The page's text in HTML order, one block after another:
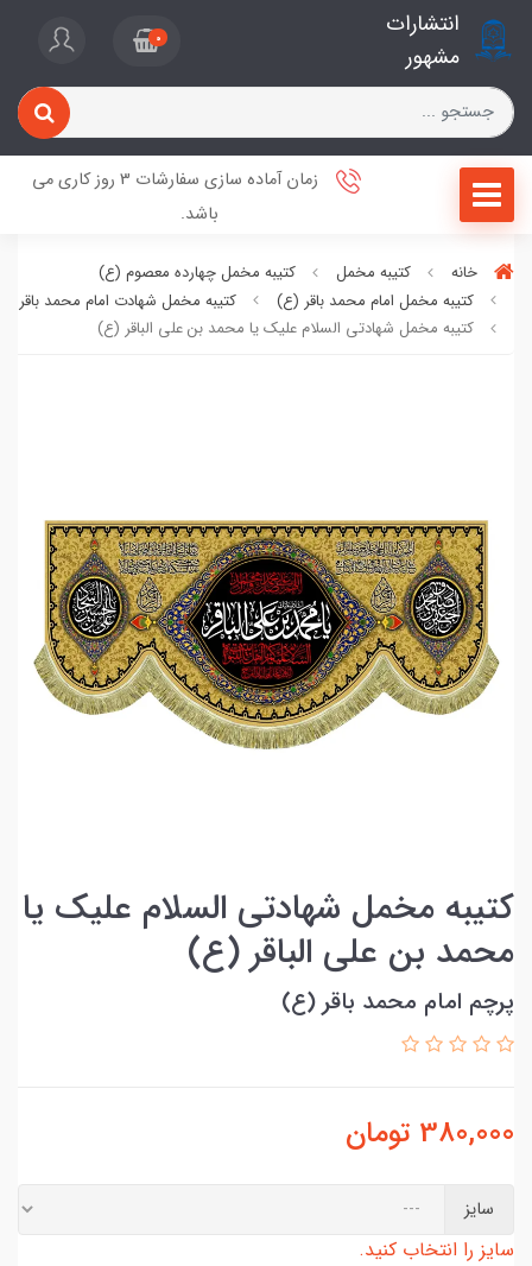
انتشارات
مشهور
0
زمان آماده سازی سفارشات 3 روز کاری می
باشد.
خانه کتیبه مخمل
کتیبه مخمل چهارده معصوم (ع)
کتیبه مخمل امام محمد باقر (ع)
کتیبه مخمل شهادت امام محمد باقر
کتیبه مخمل شهادتی السلام علیک یا محمد بن علی الباقر (ع)
کتیبه مخمل شهادتی السلام علیک یا
محمد بن علی الباقر (ع)
پرچم امام محمد باقر (ع)
380,000 تومان
سایز
سایز را انتخاب کنید.